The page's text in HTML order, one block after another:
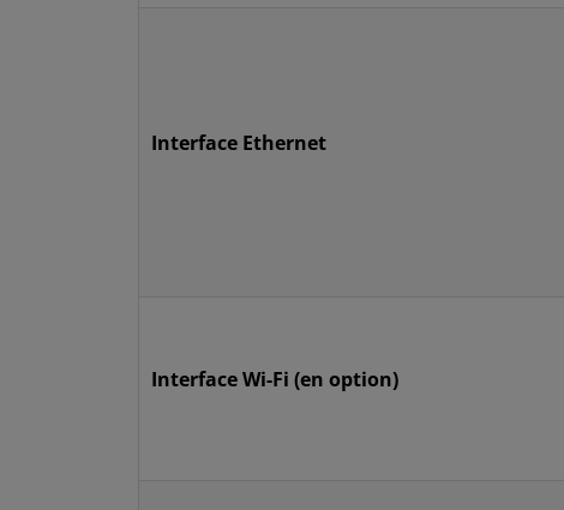
Interface Ethernet
Interface Wi-Fi (en option)